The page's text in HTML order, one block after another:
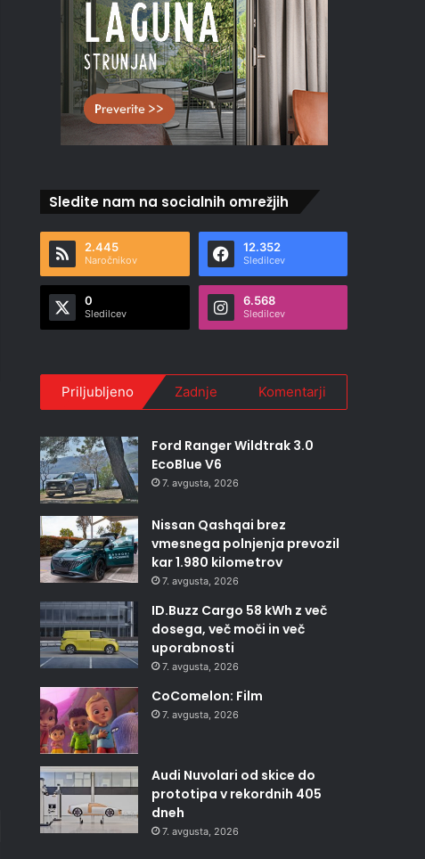
Sledite nam na socialnih omrežjih
2.445
Naročnikov
12.352
Sledilcev
0
Sledilcev
6.568
Sledilcev
Priljubljeno Zadnje Komentarji
Ford Ranger Wildtrak 3.0
EcoBlue V6
7. avgusta, 2026
Nissan Qashqai brez
vmesnega polnjenja prevozil
kar 1.980 kilometrov
7. avgusta, 2026
ID.Buzz Cargo 58 kWh z več
dosega, več moči in več
uporabnosti
7. avgusta, 2026
CoComelon: Film
7. avgusta, 2026
Audi Nuvolari od skice do
prototipa v rekordnih 405
dneh
7. avgusta, 2026